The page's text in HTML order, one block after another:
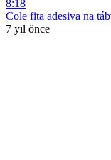
8:18
Cole fita adesiva na
7 yıl önce